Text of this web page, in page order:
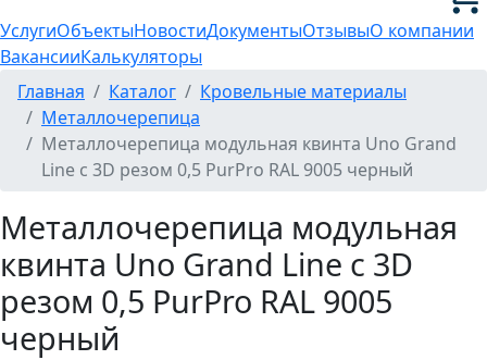
УслугиОбъектыНовостиДокументыОтзывыО компании
ВакансииКалькуляторы
Главная
Каталог
Кровельные материалы
Металлочерепица
Металлочерепица модульная квинта Uno Grand
Line c 3D резом 0,5 PurPro RAL 9005 черный
Металлочерепица модульная
квинта Uno Grand Line c 3D
резом 0,5 PurPro RAL 9005
черный